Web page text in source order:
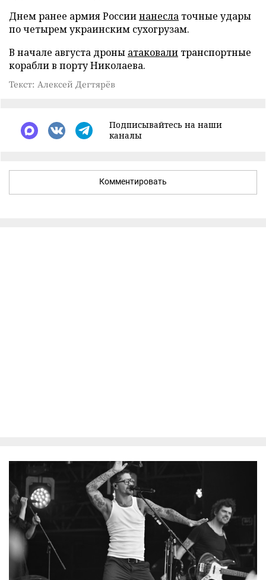
Днем ранее армия Россиинанесла точные удары
по четырем украинским сухогрузам.
В начале августа дроны атаковали транспортные
корабли в порту Николаева.
Текст: Алексей Дегтярёв
Подписывайтесь на наши
каналы
Комментировать